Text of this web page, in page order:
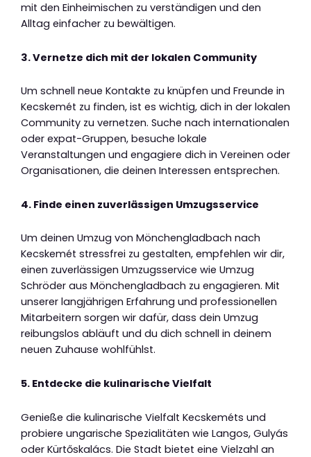
mit den Einheimischen zu verständigen und den
Alltag einfacher zu bewältigen.
3. Vernetze dich mit der lokalen Community
Um schnell neue Kontakte zu knüpfen und Freunde in
Kecskemét zu finden, ist es wichtig, dich in der lokalen
Community zu vernetzen. Suche nach internationalen
oder expat-Gruppen, besuche lokale
Veranstaltungen und engagiere dich in Vereinen oder
Organisationen, die deinen Interessen entsprechen.
4. Finde einen zuverlässigen Umzugsservice
Um deinen Umzug von Mönchengladbach nach
Kecskemét stressfrei zu gestalten, empfehlen wir dir,
einen zuverlässigen Umzugsservice wie Umzug
Schröder aus Mönchengladbach zu engagieren. Mit
unserer langjährigen Erfahrung und professionellen
Mitarbeitern sorgen wir dafür, dass dein Umzug
reibungslos abläuft und du dich schnell in deinem
neuen Zuhause wohlfühlst.
5. Entdecke die kulinarische Vielfalt
Genieße die kulinarische Vielfalt Kecskeméts und
probiere ungarische Spezialitäten wie Langos, Gulyás
oder Kürtőskalács. Die Stadt bietet eine Vielzahl an